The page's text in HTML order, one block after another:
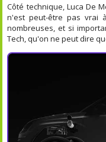
Côté technique, Luca De
n'est peut-être pas vrai
nombreuses, et si
Tech, qu'on ne peut dire